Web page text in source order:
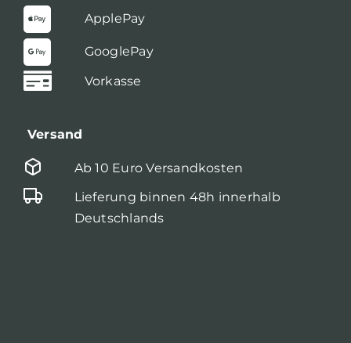
ApplePay
GooglePay
Vorkasse
Versand
Ab 10 Euro Versandkosten
Lieferung binnen 48h innerhalb
Deutschlands